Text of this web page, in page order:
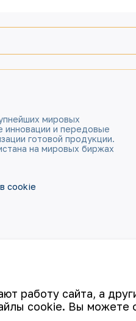
мировых
инновации и передовые
готовой продукции.
на мировых биржах
cookie
работу сайта, а
cookie. Вы можете